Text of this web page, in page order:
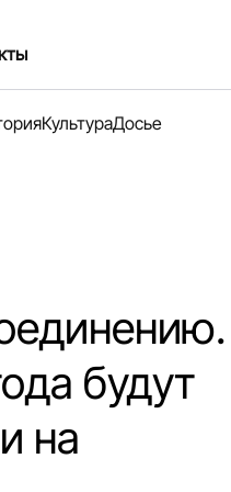
КультураДосье
будут
на